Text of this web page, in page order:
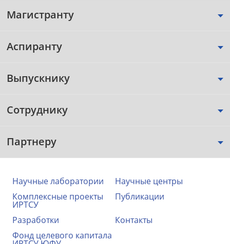
Магистранту
Аспиранту
Выпускнику
Сотруднику
Партнеру
Научные лаборатории
Научные центры
Комплексные проекты
ИРТСУ
Публикации
Разработки
Контакты
Фонд целевого капитала